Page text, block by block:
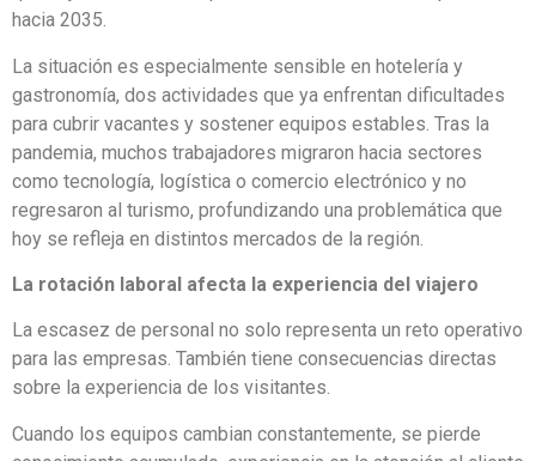
hacia 2035.
La situación es especialmente sensible en hotelería y
gastronomía, dos actividades que ya enfrentan dificultades
para cubrir vacantes y sostener equipos estables. Tras la
pandemia, muchos trabajadores migraron hacia sectores
como tecnología, logística o comercio electrónico y no
regresaron al turismo, profundizando una problemática que
hoy se refleja en distintos mercados de la región.
La rotación laboral afecta la experiencia del viajero
La escasez de personal no solo representa un reto operativo
para las empresas. También tiene consecuencias directas
sobre la experiencia de los visitantes.
Cuando los equipos cambian constantemente, se pierde